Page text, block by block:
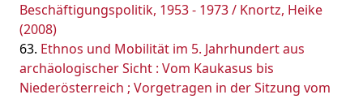
Beschäftigungspolitik, 1953 - 1973 / Knortz, Heike
(2008)
Ethnos und Mobilität im 5. Jahrhundert aus
archäologischer Sicht : Vom Kaukasus bis
Niederösterreich ; Vorgetragen in der Sitzung vom